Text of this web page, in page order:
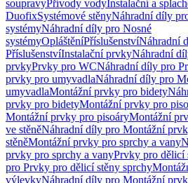
soupravyPřívody vodyInstalační a
DuofixSystémové stěnyNáhradní díly
systémyNáhradní díly pro Nosné
systémyOpláštěníPříslušenstvíNáhradní
PříslušenstvíInstalační prvkyNáhradní
prvkyPrvky pro WCNáhradní díly pro
prvky pro umyvadlaNáhradní díly pro
umyvadlaMontážní prvky pro bidety
prvky pro bidetyMontážní prvky pro
Montážní prvky pro pisoáryMontážní
ve stěněNáhradní díly pro Montážní
stěněMontážní prvky pro sprchy a vany
prvky pro sprchy a vanyPrvky pro dělicí
pro Prvky pro dělicí stěny sprchy
výlevkyNáhradní díly pro Montážní